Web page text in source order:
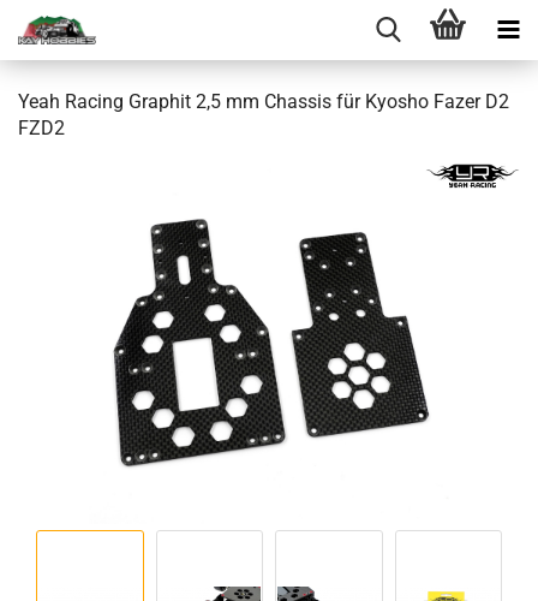
Yeah Racing Graphit 2,5 mm Chassis für Kyosho Fazer D2
FZD2